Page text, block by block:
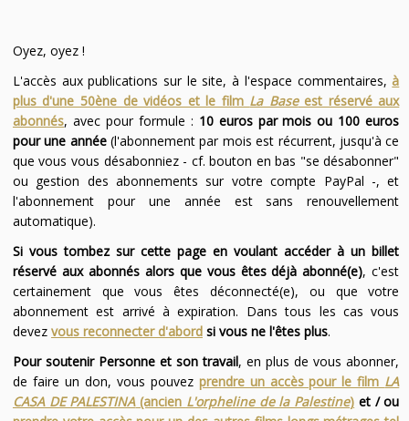
Oyez, oyez !
L'accès aux publications sur le site, à l'espace commentaires,à
plus d'une 50ène de vidéos et le film La Baseest réservé aux
abonnés, avec pour formule : 10 euros par mois ou 100 euros
pour une année(l'abonnement par mois est récurrent, jusqu'à ce
que vous vous désabonniez - cf. bouton en bas "se désabonner"
ou gestion des abonnements sur votre compte PayPal -, et
l'abonnement pour une année est sans renouvellement
automatique).
Si vous tombez sur cette page en voulant accéder à un billet
réservé aux abonnés alors que vous êtes déjà abonné(e), c'est
certainement que vous êtes déconnecté(e), ou que votre
abonnement est arrivé à expiration. Dans tous les cas vous
devez vous reconnecter d'abordsi vous ne l'êtes plus.
Pour soutenir Personne et son travail, en plus de vous abonner,
de faire un don, vous pouvez prendre un accès pour le film LA
CASA DE PALESTINA(ancien L'orpheline de la Palestine) et / ou